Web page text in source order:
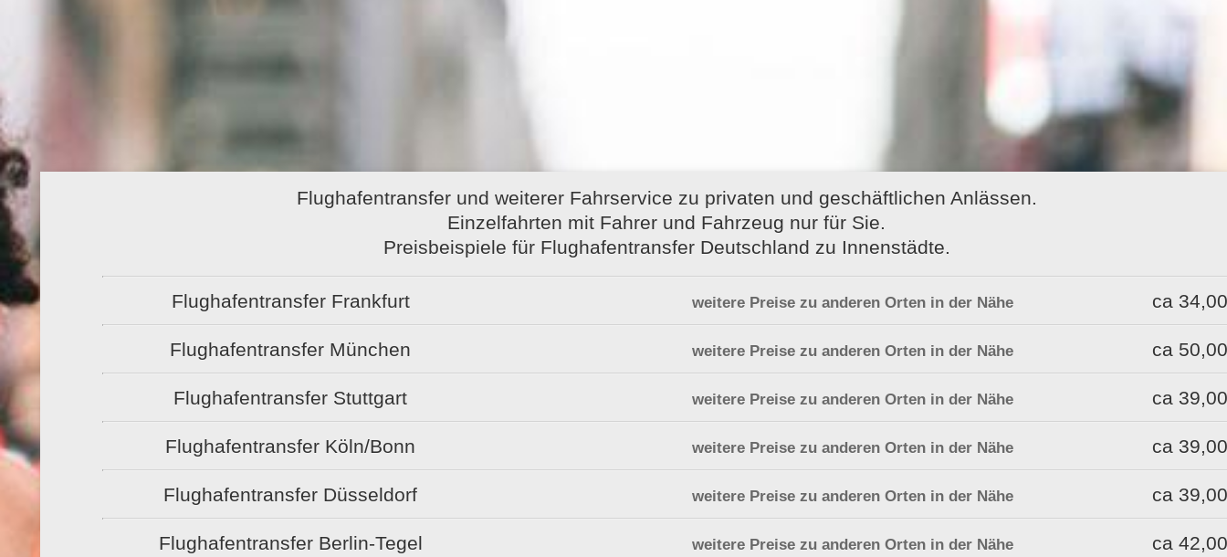
Flughafentransfer und weiterer Fahrservice zu privaten und geschäftlichen Anlässen.
Einzelfahrten mit Fahrer und Fahrzeug nur für Sie.
Preisbeispiele für Flughafentransfer Deutschland zu Innenstädte.
Flughafentransfer Frankfurt weitere Preise zu anderen Orten in der Nähe ca
Flughafentransfer München weitere Preise zu anderen Orten in der Nähe ca
Flughafentransfer Stuttgart weitere Preise zu anderen Orten in der Nähe ca
Flughafentransfer Köln/Bonn weitere Preise zu anderen Orten in der Nähe ca
Flughafentransfer Düsseldorf weitere Preise zu anderen Orten in der Nähe ca
Flughafentransfer Berlin-Tegel weitere Preise zu anderen Orten in der Nähe ca